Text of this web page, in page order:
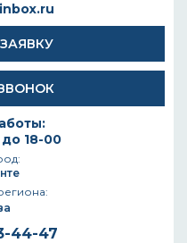
18-00
44-47